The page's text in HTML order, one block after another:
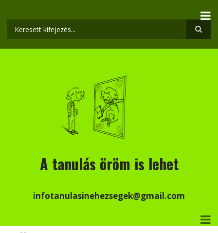
tartalomra
Keresés
A tanulás öröm is lehet
infotanulasinehezsegek@gmail.com